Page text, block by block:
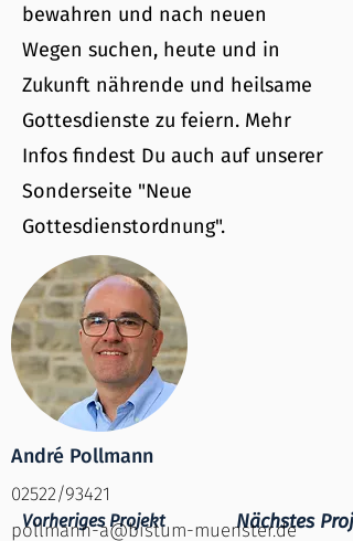
bewahren und nach neuen
Wegen suchen, heute und in
Zukunft nährende und heilsame
Gottesdienste zu feiern. Mehr
Infos findest Du auch auf unserer
Sonderseite "Neue
Gottesdienstordnung".
Vorheriges Projekt Nächstes
André Pollmann
02522/93421
pollmann-a@bistum-muenster.de